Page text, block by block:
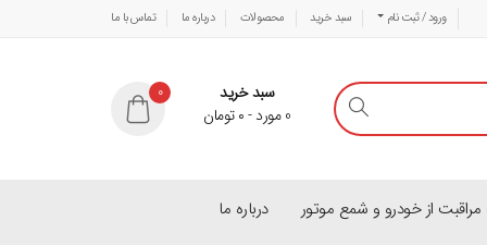
ورود / ثبت نام سبد خرید محصولات درباره ما تماس با ما
0
سبد خرید
0مورد-۰ تومان
از خودرو و شمع موتور درباره ما